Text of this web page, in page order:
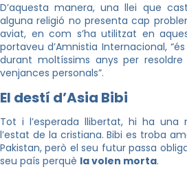
D’aquesta manera, una llei que
alguna religió no presenta cap
aviat, en com s’ha utilitzat en
portaveu d’Amnistia Internacional,
durant moltíssims anys per
venjances personals”.
El destí d’Asia Bibi
Tot i l’esperada llibertat, hi ha
l’estat de la cristiana. Bibi es troba
Pakistan, però el seu futur passa
seu país perquè la volen morta.